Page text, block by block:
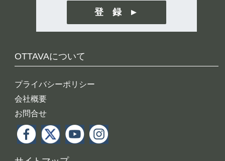
OTTAVAについて
プライバシーポリシー
会社概要
お問合せ
登 録